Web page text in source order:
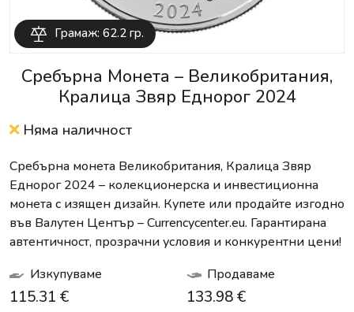
Грамаж: 62.2 гр.
Сребърна Монета – Великобритания,
Кралица Звяр Еднорог 2024
Няма наличност
Сребърна монета Великобритания, Кралица Звяр
Еднорог 2024 – колекционерска и инвестиционна
монета с изящен дизайн. Купете или продайте изгодно
във Валутен Център – Currencycenter.eu. Гарантирана
автентичност, прозрачни условия и конкурентни цени!
Изкупуваме
115.31 €
Продаваме
133.98 €